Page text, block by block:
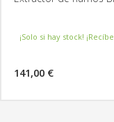
¡Solo si hay stock!
141,00 €